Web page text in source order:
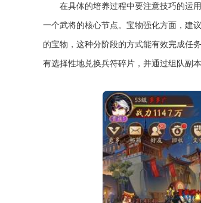
在具体的培养过程中要注意技巧的运
一个武将的核心节点。宝物强化方面，建
的宝物，这种分阶段的方式能有效完成任
有选择性地兑换兵符碎片，并通过组队副